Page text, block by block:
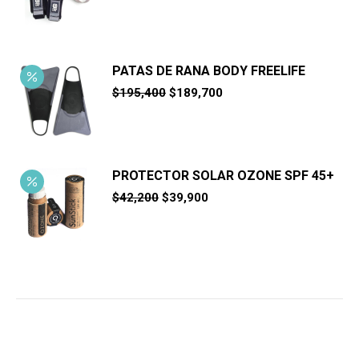
PATAS DE RANA BODY FREELIFE
$195,400 El
$189,700El
PROTECTOR SOLAR OZONE SPF 45+
$42,200 El
$39,900El